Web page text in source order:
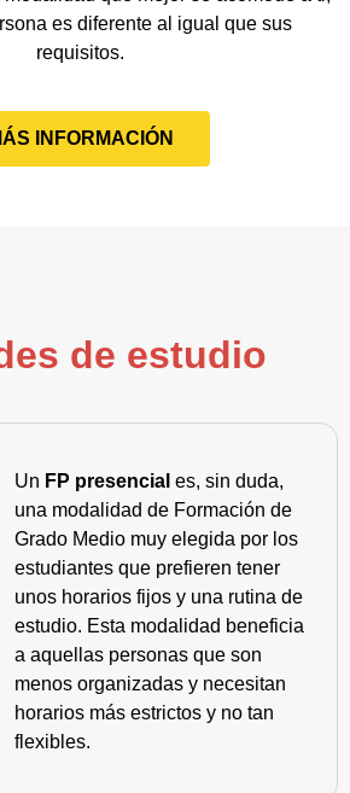
es diferente al igual que sus
requisitos.
INFORMACIÓN
de estudio
Un FP presencial es, sin duda,
una modalidad de Formación de
Grado Medio muy elegida por los
estudiantes que prefieren tener
unos horarios fijos y una rutina de
estudio. Esta modalidad beneficia
a aquellas personas que son
menos organizadas y necesitan
horarios más estrictos y no tan
flexibles.